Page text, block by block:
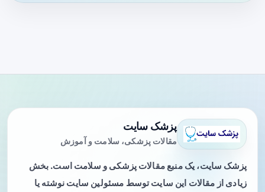
پزشک سایت
مقالات پزشکی، سلامت و آموزش
پزشک سایت، یک منبع مقالات پزشکی و سلامت است. بخش
زیادی از مقالات این سایت توسط مسئولین سایت نوشته یا